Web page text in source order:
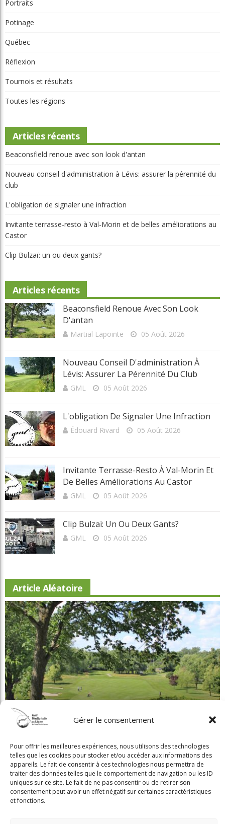
Gérer le consentement
Pour offrir les meilleures expériences, nous utilisons des technologies
telles que les cookies pour stocker et/ou accéder aux informations des
appareils. Le fait de consentir à ces technologies nous permettra de
traiter des données telles que le comportement de navigation ou les ID
uniques sur ce site. Le fait de ne pas consentir ou de retirer son
consentement peut avoir un effet négatif sur certaines caractéristiques
et fonctions.
Portraits
Potinage
Québec
Réflexion
Tournois et résultats
Toutes les régions
Articles récents
Beaconsfield renoue avec son look d'antan
Nouveau conseil d'administration à Lévis: assurer la pérennité du
club
L'obligation de signaler une infraction
Invitante terrasse-resto à Val-Morin et de belles améliorations au
Castor
Clip Bulzaï: un ou deux gants?
Articles récents
Beaconsfield Renoue Avec Son Look
D'antan
Martial Lapointe 05 Août 2026
Nouveau Conseil D'administration À
Lévis: Assurer La Pérennité Du Club
GML 05 Août 2026
L'obligation De Signaler Une Infraction
Édouard Rivard 05 Août 2026
Invitante Terrasse-Resto À Val-Morin Et
De Belles Améliorations Au Castor
GML 05 Août 2026
Clip Bulzaï: Un Ou Deux Gants?
GML 05 Août 2026
Article Aléatoire
Beaconsfield renoue avec son look d'antan
Copyright © 2025 Golf Martial Lapointe. Tous droits réservés. Droits d'auteur